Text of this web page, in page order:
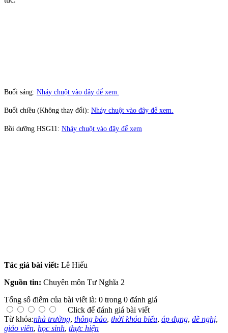
Buổi sáng: Nháy chuột vào đây để xem.
Buổi chiều (Không thay đổi): Nháy chuột vào đây để xem.
Bồi dưỡng HSG11: Nháy chuột vào đây để xem
Tác giả bài viết: Lê Hiếu
Nguồn tin: Chuyên môn Tư Nghĩa 2
Tổng số điểm của bài viết là: 0 trong 0 đánh giá
Click để đánh giá bài viết
Từ khóa:nhà trường, thông báo, thời khóa biểu, áp dụng, đề nghị,
giáo viên, học sinh, thực hiện